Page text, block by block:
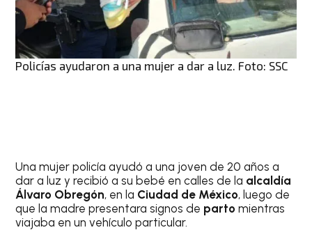
Policías ayudaron a una mujer a dar a luz. Foto: SSC
Una mujer policía ayudó a una joven de 20 años a
dar a luz y recibió a su bebé en calles de la alcaldía
Álvaro Obregón, en la Ciudad de México, luego de
que la madre presentara signos de parto mientras
viajaba en un vehículo particular.